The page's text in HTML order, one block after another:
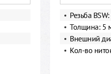
Резьба
Толщина: 5
Внешний
Кол-во